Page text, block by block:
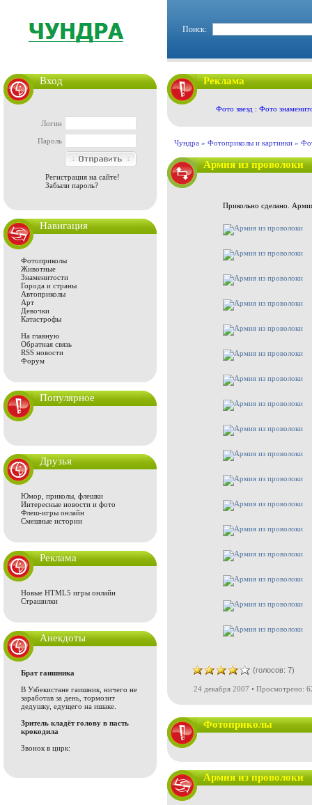
Поиск:
Вход
Логин
Пароль
Регистрация на сайте!
Забыли пароль?
Навигация
Фотоприколы
Животные
Знаменитости
Города и страны
Автоприколы
Арт
Девочки
Катастрофы
На главную
Обратная связь
RSS новости
Форум
Популярное
Друзья
Юмор, приколы, флешки
Интересные новости и фото
Флеш-игры онлайн
Смешные истории
Реклама
Новые HTML5 игры онлайн
Страшилки
Анекдоты
Брат гаишника
В Узбекистане гаишник, ничего не
заработав за день, тормозит
дедушку, едущего на ишаке.
Зритель кладёт голову в пасть
крокодила
Звонок в цирк:
Реклама
Фото звезд : Фото
Чундра » Фотоприколы и картинки »
Армия из проволоки
Прикольно сделано.
(голосов: 7)
24 декабря 2007 • Просмотрено:
Фотоприколы
Армия из проволоки